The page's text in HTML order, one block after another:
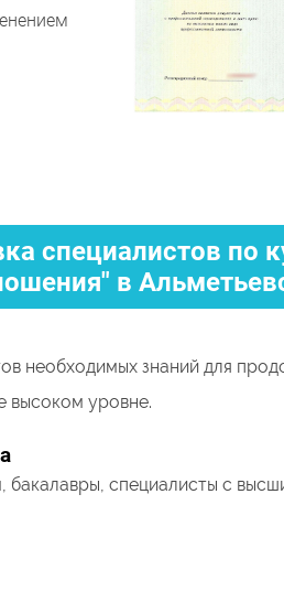
специалистов по
в
необходимых знаний для
высоком уровне.
специалисты с